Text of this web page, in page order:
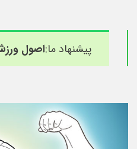
پیشنهاد ما:اصول